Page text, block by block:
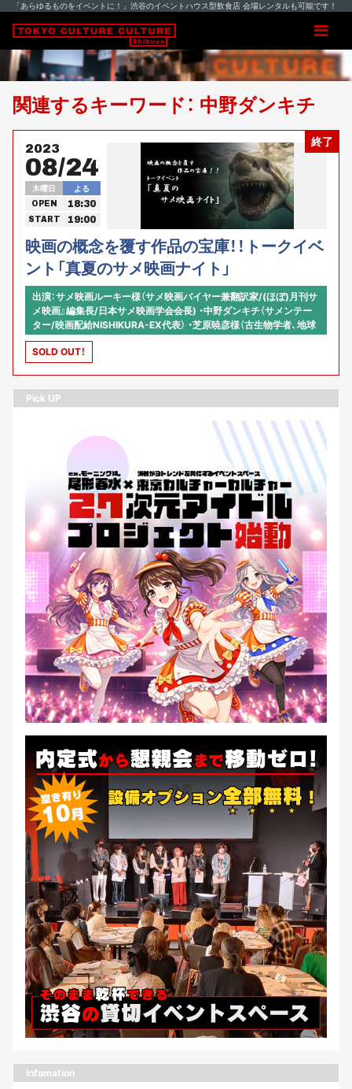
「あらゆるものをイベントに！」渋谷のイベントハウス型飲食店 会場レンタルも可能です！
関連するキーワード： 中野ダンキチ
終了
2023
08/24
木曜日 よる
OPEN 18:30
START 19:00
映画の概念を覆す作品の宝庫！！トークイベ
ント「真夏のサメ映画ナイト」
出演：サメ映画ルーキー様（サメ映画バイヤー兼翻訳家/(ほぼ)月刊サ
メ映画』編集長/日本サメ映画学会会長) ・中野ダンキチ（サメンテー
ター/映画配給NISHIKURA-EX代表） ・芝原暁彦様（古生物学者、地球
技研・恐竜技術研究ラボ代表）・安藤昌教様（webメディア「デイリー
ポータルZ」ライター/編集者）
SOLD OUT！
Pick UP
Infomation